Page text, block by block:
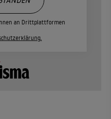
an Drittplattformen